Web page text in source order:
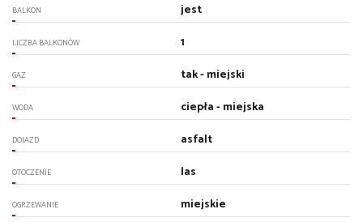
BALKON jest
LICZBA BALKONÓW 1
GAZ tak - miejski
WODA ciepła - miejska
DOJAZD asfalt
OTOCZENIE las
OGRZEWANIE miejskie